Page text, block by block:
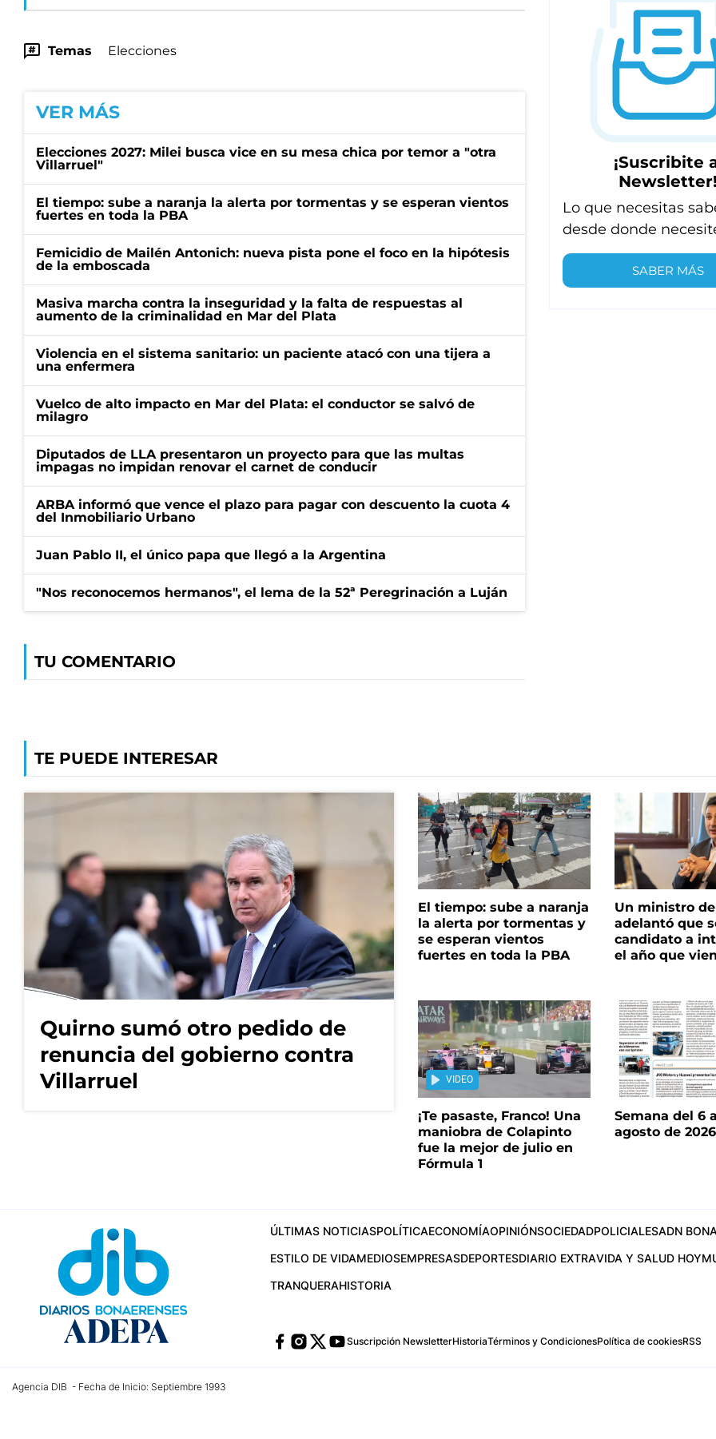
Temas Elecciones
VER MÁS
Elecciones 2027: Milei busca vice en su mesa chica por temor a "otra
Villarruel"
El tiempo: sube a naranja la alerta por tormentas y se esperan vientos
fuertes en toda la PBA
Femicidio de Mailén Antonich: nueva pista pone el foco en la hipótesis
de la emboscada
Masiva marcha contra la inseguridad y la falta de respuestas al
aumento de la criminalidad en Mar del Plata
Violencia en el sistema sanitario: un paciente atacó con una tijera a
una enfermera
Vuelco de alto impacto en Mar del Plata: el conductor se salvó de
milagro
Diputados de LLA presentaron un proyecto para que las multas
impagas no impidan renovar el carnet de conducir
ARBA informó que vence el plazo para pagar con descuento la cuota 4
del Inmobiliario Urbano
Juan Pablo II, el único papa que llegó a la Argentina
"Nos reconocemos hermanos", el lema de la 52ª Peregrinación a Luján
TU COMENTARIO
¡Suscribite
Newsletter!
Lo que necesitas
desde donde
SABER MÁS
TE PUEDE INTERESAR
Quirno sumó otro pedido de
renuncia del gobierno contra
Villarruel
El tiempo: sube a naranja
la alerta por tormentas y
se esperan vientos
fuertes en toda la PBA
Un ministro
adelantó que
candidato a
el año que
VIDEO
¡Te pasaste, Franco! Una
maniobra de Colapinto
fue la mejor de julio en
Fórmula 1
Semana del 6
agosto de 2026
ÚLTIMAS NOTICIASPOLÍTICAECONOMÍAOPINIÓNSOCIEDADPOLICIALESADN
ESTILO DE VIDAMEDIOSEMPRESASDEPORTESDIARIO EXTRAVIDA Y SALUD HOY
TRANQUERAHISTORIA
Suscripción NewsletterHistoriaTérminos y CondicionesPolítica de cookiesRSS
Agencia DIB - Fecha de Inicio: Septiembre 1993